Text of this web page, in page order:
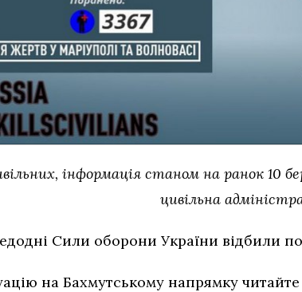
інформація станом на ранок 10
цивільна
Сили оборони України відбили
на Бахмутському напрямку читайте